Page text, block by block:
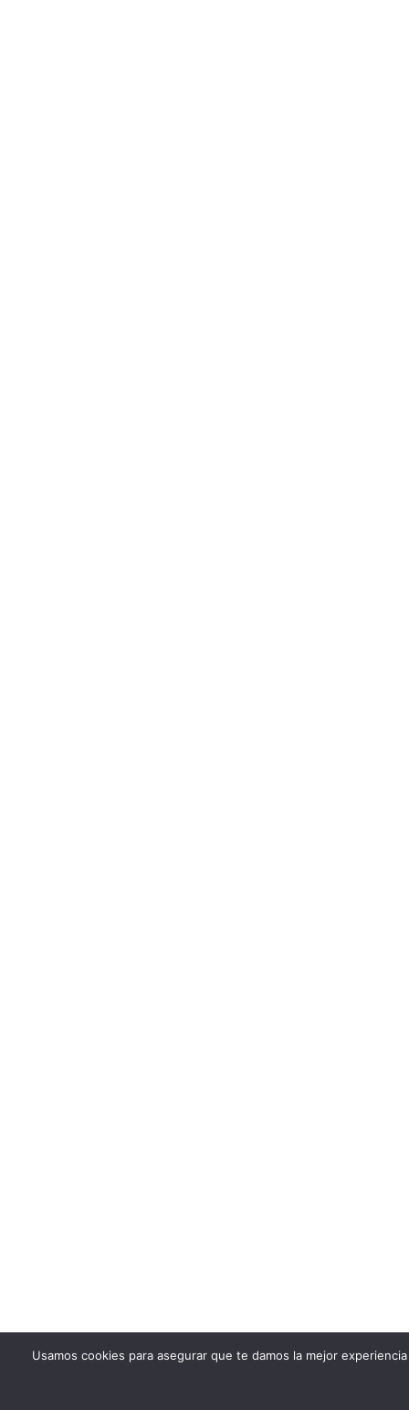
Usamos cookies para asegurar que te damos la mejor